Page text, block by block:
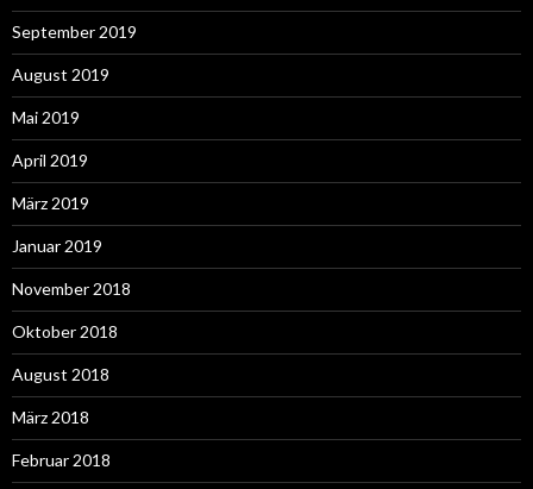
September 2019
August 2019
Mai 2019
April 2019
März 2019
Januar 2019
November 2018
Oktober 2018
August 2018
März 2018
Februar 2018